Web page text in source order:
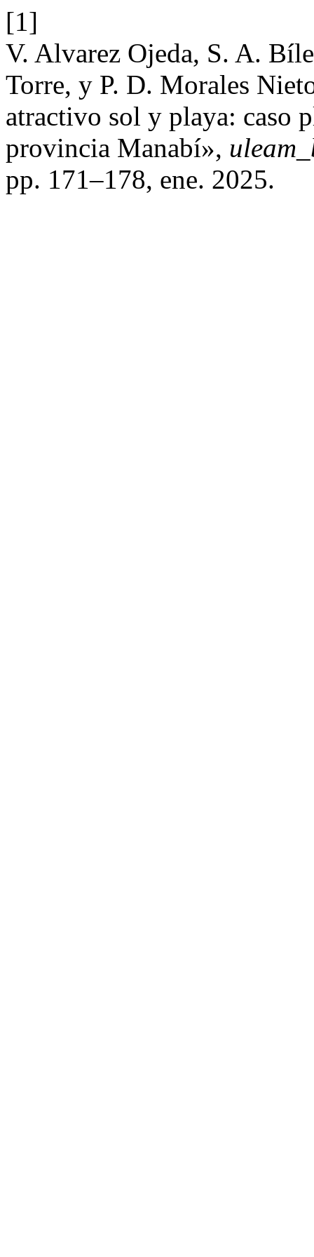
[1]
V. Alvarez Ojeda, S. A.
Torre, y P. D. Morales
atractivo sol y playa: caso
provincia Manabí»,
pp. 171–178, ene. 2025.